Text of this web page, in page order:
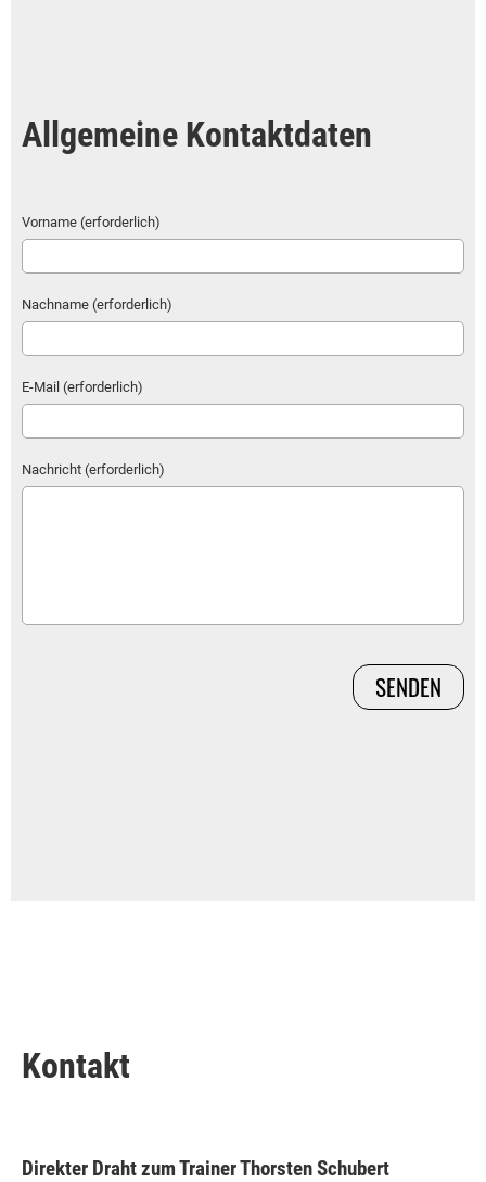
Allgemeine Kontaktdaten
Vorname (erforderlich)
Nachname (erforderlich)
E-Mail (erforderlich)
Nachricht (erforderlich)
Kontakt
Direkter Draht zum Trainer Thorsten Schubert